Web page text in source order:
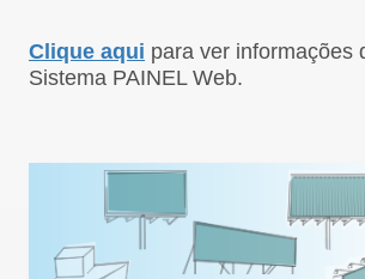
Clique aqui para ver informações
Sistema PAINEL Web.